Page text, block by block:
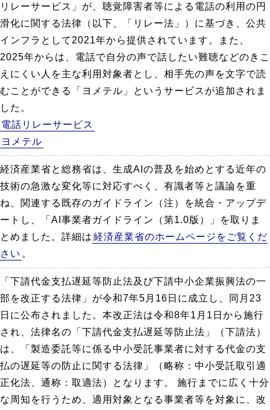
リレーサービス」が、聴覚障害者等による電話の利用の円
滑化に関する法律（以下、「リレー法」）に基づき、公共
インフラとして2021年から提供されています。また、
2025年からは、電話で自分の声で話したい難聴などのきこ
えにくい人を主な利用対象者とし、相手先の声を文字で読
むことができる「ヨメテル」というサービスが追加されま
した。
電話リレーサービス
ヨメテル
経済産業省と総務省は、生成AIの普及を始めとする近年の
技術の急激な変化等に対応すべく、有識者等と議論を重
ね、関連する既存のガイドライン（注）を統合・アップデ
ートし、「AI事業者ガイドライン（第1.0版）」を取りま
とめました。詳細は 経済産業省のホームページをご覧くだ
さい 。
「下請代金支払遅延等防止法及び下請中小企業振興法の一
部を改正する法律」が令和7年5月16日に成立し、同月23
日に公布されました。本改正法は令和8年1月1日から施行
され、法律名の「下請代金支払遅延等防止法」（下請法）
は、「製造委託等に係る中小受託事業者に対する代金の支
払の遅延等の防止に関する法律」（略称：中小受託取引適
正化法、通称：取適法）となります。 施行までに広く十分
な周知を行うため、適用対象となる事業者等を対象に、改